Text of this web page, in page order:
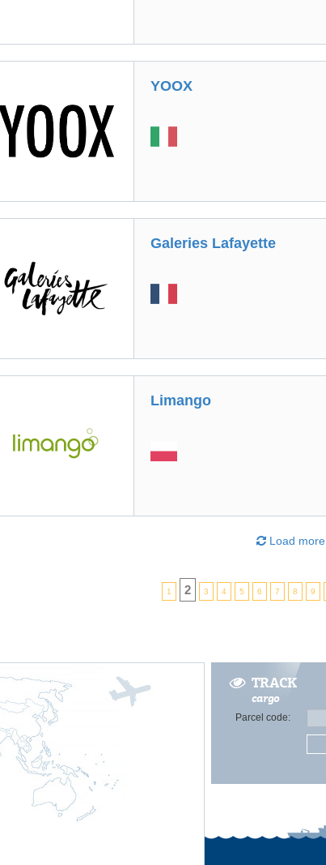
YOOX
Galeries Lafayette
Limango
Load more
1 2 3 4 5 6 7 8 9
TRACK
cargo
Parcel code: